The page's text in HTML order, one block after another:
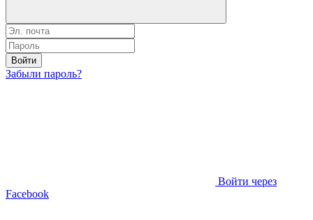
Войти
Забыли пароль?
Войти через
Facebook